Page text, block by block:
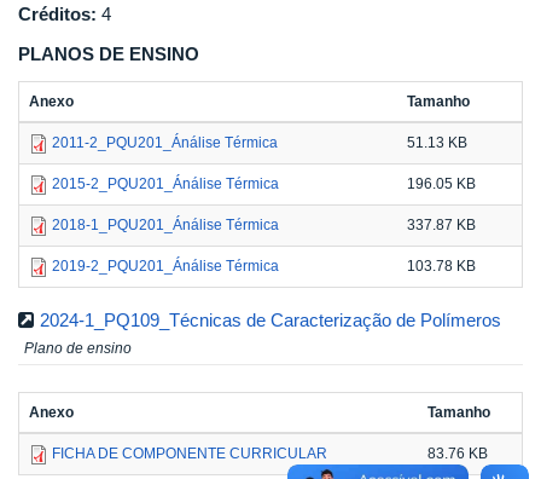
Créditos: 4
PLANOS DE ENSINO
Anexo Tamanho
2011-2_PQU201_Ánálise Térmica 51.13 KB
2015-2_PQU201_Ánálise Térmica 196.05 KB
2018-1_PQU201_Ánálise Térmica 337.87 KB
2019-2_PQU201_Ánálise Térmica 103.78 KB
2024-1_PQ109_Técnicas de Caracterização de Polímeros
Plano de ensino
Anexo Tamanho
FICHA DE COMPONENTE CURRICULAR 83.76 KB